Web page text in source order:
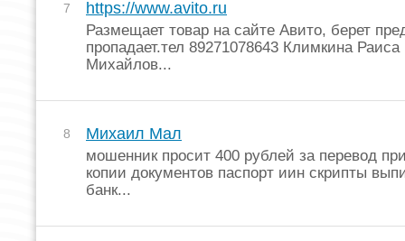
7 https://www.avito.ru
Размещает товар на сайте Авито, берет
пропадает.тел 89271078643 Климкина Раиса
Михайлов...
8 Михаил Мал
мошенник просит 400 рублей за перевод
копии документов паспорт иин скрипты
банк...